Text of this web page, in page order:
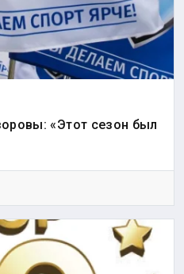
«Этот сезон был